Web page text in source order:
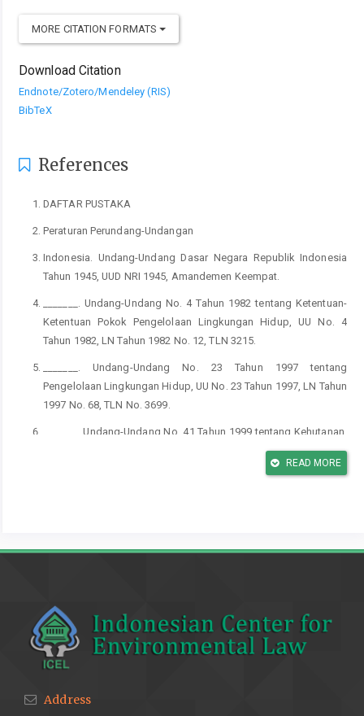
MORE CITATION FORMATS
Download Citation
Endnote/Zotero/Mendeley (RIS)
BibTeX
References
DAFTAR PUSTAKA
Peraturan Perundang-Undangan
Indonesia. Undang-Undang Dasar Negara Republik Indonesia
Tahun 1945, UUD NRI 1945, Amandemen Keempat.
_______. Undang-Undang No. 4 Tahun 1982 tentang Ketentuan-
Ketentuan Pokok Pengelolaan Lingkungan Hidup, UU No. 4
Tahun 1982, LN Tahun 1982 No. 12, TLN 3215.
_______. Undang-Undang No. 23 Tahun 1997 tentang
Pengelolaan Lingkungan Hidup, UU No. 23 Tahun 1997, LN Tahun
1997 No. 68, TLN No. 3699.
_______. Undang-Undang No. 41 Tahun 1999 tentang Kehutanan,
UU 41/1999, LN Tahun 1999 No. 167, TLN No. 3888.
_______. Undang-Undang No. 32 Tahun 2009 tentang
_______. Peraturan Pemerintah No. 21 Tahun 1970 tentang Hak
Pengusahaan Hutan dan Hak Pemungutan Hasil Hutan, PP
21/1970, LN Tahun 1970 No. 31, TLN No. 2935.
_______. Peraturan Pemerintah No. 19 Tahun 1975 tentang
Pengusahaan Hutan dan Hak Pemungutan Hasil Hutan, PP
READ MORE
Address